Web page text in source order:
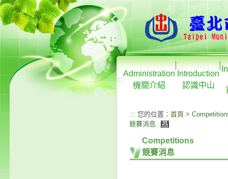
:::
Administration
機關介紹
Introduction
認識中山
::: 您的位置： 首頁 >
競賽消息.
Competitions
競賽消息